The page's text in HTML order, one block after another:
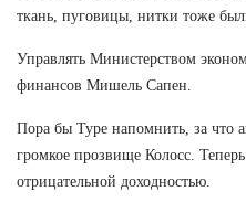
ткань, пуговицы, нитки тоже
Управлять Министерством
финансов Мишель Сапен.
Пора бы Туре напомнить, за что
громкое прозвище Колосс.
отрицательной доходностью.